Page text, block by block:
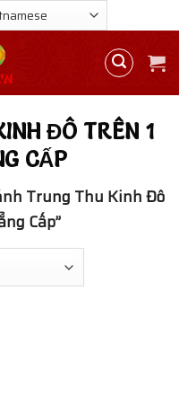
ĐÔ TRÊN 1
CẤP
Trung Thu Kinh Đô
Cấp”